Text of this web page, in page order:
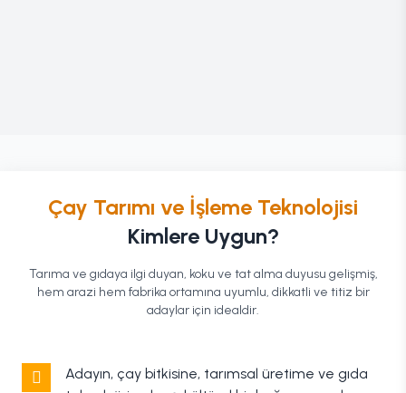
Çay Tarımı ve İşleme Teknolojisi
Kimlere Uygun?
Tarıma ve gıdaya ilgi duyan, koku ve tat alma duyusu gelişmiş,
hem arazi hem fabrika ortamına uyumlu, dikkatli ve titiz bir
adaylar için idealdir.
Adayın, çay bitkisine, tarımsal üretime ve gıda